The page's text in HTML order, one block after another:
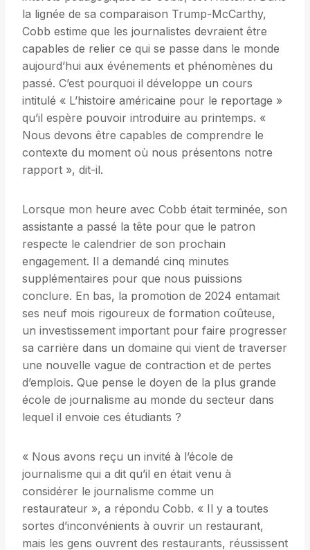
la lignée de sa comparaison Trump-McCarthy,
Cobb estime que les journalistes devraient être
capables de relier ce qui se passe dans le monde
aujourd’hui aux événements et phénomènes du
passé. C’est pourquoi il développe un cours
intitulé « L’histoire américaine pour le reportage »
qu’il espère pouvoir introduire au printemps. «
Nous devons être capables de comprendre le
contexte du moment où nous présentons notre
rapport », dit-il.
Lorsque mon heure avec Cobb était terminée, son
assistante a passé la tête pour que le patron
respecte le calendrier de son prochain
engagement. Il a demandé cinq minutes
supplémentaires pour que nous puissions
conclure. En bas, la promotion de 2024 entamait
ses neuf mois rigoureux de formation coûteuse,
un investissement important pour faire progresser
sa carrière dans un domaine qui vient de traverser
une nouvelle vague de contraction et de pertes
d’emplois. Que pense le doyen de la plus grande
école de journalisme au monde du secteur dans
lequel il envoie ces étudiants ?
« Nous avons reçu un invité à l’école de
journalisme qui a dit qu’il en était venu à
considérer le journalisme comme un
restaurateur », a répondu Cobb. « Il y a toutes
sortes d’inconvénients à ouvrir un restaurant,
mais les gens ouvrent des restaurants, réussissent